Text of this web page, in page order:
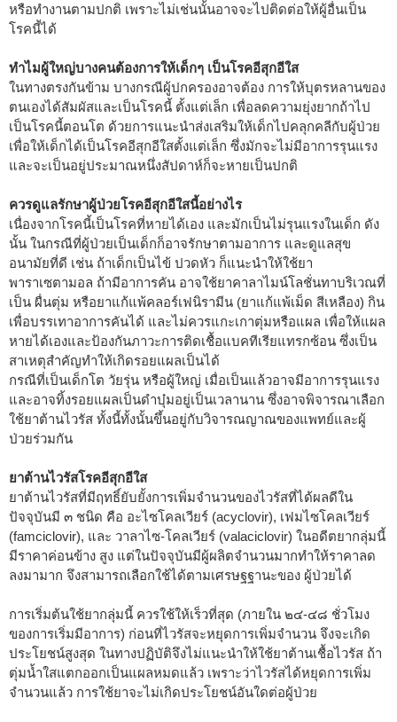
หรือทำงานตามปกติ เพราะไม่เช่นนั้นอาจจะไปติดต่อให้ผู้อื่นเป็น
โรคนี้ได้
ทำไมผู้ใหญ่บางคนต้องการให้เด็กๆ เป็นโรคอีสุกอีใส
ในทางตรงกันข้าม บางกรณีผู้ปกครองอาจต้อง การให้บุตรหลานของ
ตนเองได้สัมผัสและเป็นโรคนี้ ตั้งแต่เล็ก เพื่อลดความยุ่งยากถ้าไป
เป็นโรคนี้ตอนโต ด้วยการแนะนำส่งเสริมให้เด็กไปคลุกคลีกับผู้ป่วย
เพื่อให้เด็กได้เป็นโรคอีสุกอีใสตั้งแต่เล็ก ซึ่งมักจะไม่มีอาการรุนแรง
และจะเป็นอยู่ประมาณหนึ่งสัปดาห์ก็จะหายเป็นปกติ
ควรดูแลรักษาผู้ป่วยโรคอีสุกอีใสนี้อย่างไร
เนื่องจากโรคนี้เป็นโรคที่หายได้เอง และมักเป็นไม่รุนแรงในเด็ก ดัง
นั้น ในกรณีที่ผู้ป่วยเป็นเด็กก็อาจรักษาตามอาการ และดูแลสุข
อนามัยที่ดี เช่น ถ้าเด็กเป็นไข้ ปวดหัว ก็แนะนำให้ใช้ยา
พาราเซตามอล ถ้ามีอาการคัน อาจใช้ยาคาลาไมน์โลชั่นทาบริเวณที่
เป็น ผื่นตุ่ม หรือยาแก้แพ้คลอร์เฟนิรามีน (ยาแก้แพ้เม็ด สีเหลือง) กิน
เพื่อบรรเทาอาการคันได้ และไม่ควรแกะเกาตุ่มหรือแผล เพื่อให้แผล
หายได้เองและป้องกันภาวะการติดเชื้อแบคทีเรียแทรกซ้อน ซึ่งเป็น
สาเหตุสำคัญทำให้เกิดรอยแผลเป็นได้
กรณีที่เป็นเด็กโต วัยรุ่น หรือผู้ใหญ่ เมื่อเป็นแล้วอาจมีอาการรุนแรง
และอาจทิ้งรอยแผลเป็นดำบุ๋มอยู่เป็นเวลานาน ซึ่งอาจพิจารณาเลือก
ใช้ยาต้านไวรัส ทั้งนี้ทั้งนั้นขึ้นอยู่กับวิจารณญาณของแพทย์และผู้
ป่วยร่วมกัน
ยาต้านไวรัสโรคอีสุกอีใส
ยาต้านไวรัสที่มีฤทธิ์ยับยั้งการเพิ่มจำนวนของไวรัสที่ได้ผลดีใน
ปัจจุบันมี ๓ ชนิด คือ อะไซโคลเวียร์ (acyclovir), เฟมไซโคลเวียร์
(famciclovir), และ วาลาไซ-โคลเวียร์ (valaciclovir) ในอดีตยากลุ่มนี้
มีราคาค่อนข้าง สูง แต่ในปัจจุบันมีผู้ผลิตจำนวนมากทำให้ราคาลด
ลงมามาก จึงสามารถเลือกใช้ได้ตามเศรษฐฐานะของ ผู้ป่วยได้
การเริ่มต้นใช้ยากลุ่มนี้ ควรใช้ให้เร็วที่สุด (ภายใน ๒๔-๔๘ ชั่วโมง
ของการเริ่มมีอาการ) ก่อนที่ไวรัสจะหยุดการเพิ่มจำนวน จึงจะเกิด
ประโยชน์สูงสุด ในทางปฏิบัติจึงไม่แนะนำให้ใช้ยาต้านเชื้อไวรัส ถ้า
ตุ่มน้ำใสแตกออกเป็นแผลหมดแล้ว เพราะว่าไวรัสได้หยุดการเพิ่ม
จำนวนแล้ว การใช้ยาจะไม่เกิดประโยชน์อันใดต่อผู้ป่วย